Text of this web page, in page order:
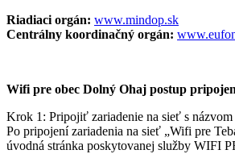
Riadiaci orgán: www.mindop.sk
Centrálny koordinačný orgán:
Wifi pre obec Dolný Ohaj postup
Krok 1: Pripojiť zariadenie na sieť s názvom
Po pripojení zariadenia na sieť „Wifi pre
úvodná stránka poskytovanej služby WIFI